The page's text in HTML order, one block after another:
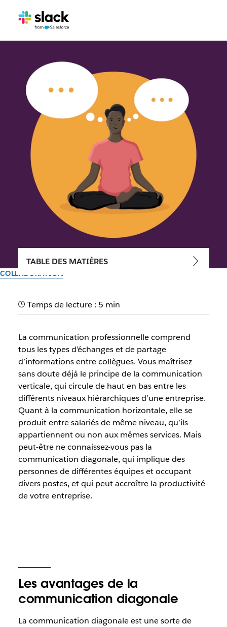
COLLABORATION
Qu’est-ce que la
Contribuez à améliorer la productivité en apprenant à
mettre en œuvre ce style de communication
professionnelle souvent négligé
Par l’équipe Slack
30 septembre 2025
TABLE DES MATIÈRES
Temps de lecture : 5 min
La communication professionnelle comprend
tous les types d’échanges et de partage
d’informations entre collègues. Vous maîtrisez
sans doute déjà le principe de la communication
verticale, qui circule de haut en bas entre les
différents niveaux hiérarchiques d’une entreprise.
Quant à la communication horizontale, elle se
produit entre salariés de même niveau, qu’ils
appartiennent ou non aux mêmes services. Mais
peut-être ne connaissez-vous pas la
communication diagonale, qui implique des
personnes de différentes équipes et occupant
divers postes, et qui peut accroître la productivité
de votre entreprise.
Les avantages de la
communication diagonale
La communication diagonale est une sorte de